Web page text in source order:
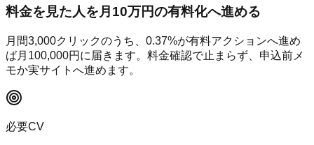
料金を見た人を月10万円の有料化へ進める
月間3,000クリックのうち、 0.37%が有料アクションへ進め
ば月 100,000円に届きます。料金確認で止まらず、申込前メ
モか実サイトへ進めます。
必要CV